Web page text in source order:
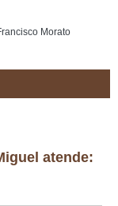
Morato
atende: